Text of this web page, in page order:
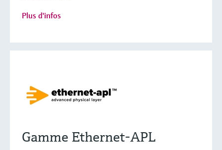
Plus d'infos
Gamme Ethernet-APL